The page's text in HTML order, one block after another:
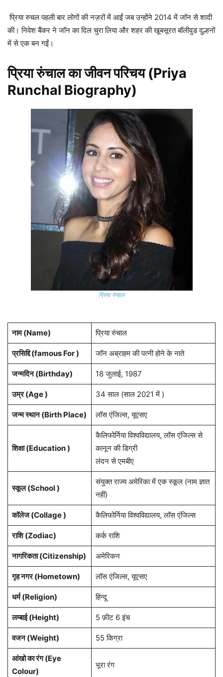
प्रिया रुचल पहली बार लोगों की नज़रों में आईं जब उन्होंने 2014 में जॉन से शादी
की। निवेश बैंकर ने जॉन का दिल चुरा लिया और शहर की खूबसूरत बॉलीवुड दुल्हनों
में से एक बन गईं।
प्रिया रुंचाल का जीवन परिचय(Priya
Runchal Biography)
प्रिया रुंचाल
नाम (Name) प्रिया रुंचाल
प्रसिद्दि (famous For ) जॉन अब्राहम की पत्नी होने के नाते
जन्मदिन (Birthday) 18 जुलाई, 1987
उम्र (Age ) 34 साल (साल 2021 में )
जन्म स्थान (Birth Place) लॉस एंजिल्स, यूएसए
शिक्षा (Education )
कैलिफोर्निया विश्वविद्यालय, लॉस एंजिल्स से
कानून की डिग्री
लंदन से एमबीए
स्कूल (School )
संयुक्त राज्य अमेरिका में एक स्कूल (नाम ज्ञात
नहीं)
कॉलेज (Collage ) कैलिफोर्निया विश्वविद्यालय, लॉस एंजिल्स
राशि(Zodiac) कर्क राशि
नागरिकता(Citizenship) अमेरिकन
गृह नगर(Hometown) लॉस एंजिल्स, यूएसए
धर्म (Religion) हिन्दू
लम्बाई (Height) 5 फ़ीट 6 इंच
वजन (Weight) 55 किग्रा
आंखो का रंग (Eye
Colour)
भूरा रंग